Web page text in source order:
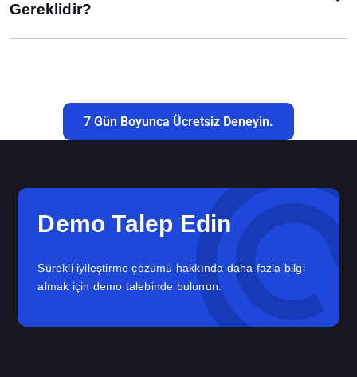
Gereklidir?
7 Gün Boyunca Ücretsiz Deneyin.
Demo Talep Edin
Sürekli iyileştirme çözümü hakkında daha fazla bilgi
almak için demo talebinde bulunun.